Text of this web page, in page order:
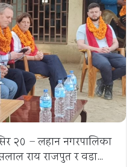
२० – लहान नगरपालिका
राय राजपुत र वडा…